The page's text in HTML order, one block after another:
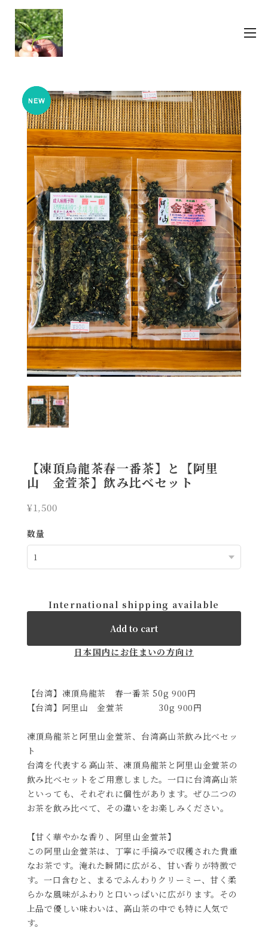
【凍頂烏龍茶春一番茶】と【阿里
山 金萱茶】飲み比べセット
¥1,500
数量
International shipping available
Add to cart
日本国内にお住まいの方向け
【台湾】凍頂烏龍茶 春一番茶 50g 900円
【台湾】阿里山 金萱茶 30g 900円
凍頂烏龍茶と阿里山金萱茶、台湾高山茶飲み比べセッ
ト
台湾を代表する高山茶、凍頂烏龍茶と阿里山金萱茶の
飲み比べセットをご用意しました。一口に台湾高山茶
といっても、それぞれに個性があります。ぜひ二つの
お茶を飲み比べて、その違いをお楽しみください。
【甘く華やかな香り、阿里山金萱茶】
この阿里山金萱茶は、丁寧に手摘みで収穫された貴重
なお茶です。淹れた瞬間に広がる、甘い香りが特徴で
す。一口含むと、まるでふんわりクリーミー、甘く柔
らかな風味がふわりと口いっぱいに広がります。その
上品で優しい味わいは、高山茶の中でも特に人気で
す。